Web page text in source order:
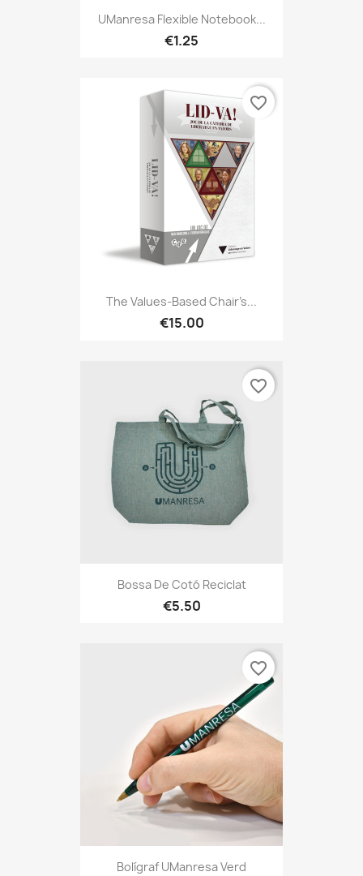
UManresa Flexible Notebook...
€1.25
The Values-Based Chair’s...
€15.00
favorite_border
Bossa De Cotó Reciclat
€5.50
favorite_border
Bolígraf UManresa Verd
favorite_border